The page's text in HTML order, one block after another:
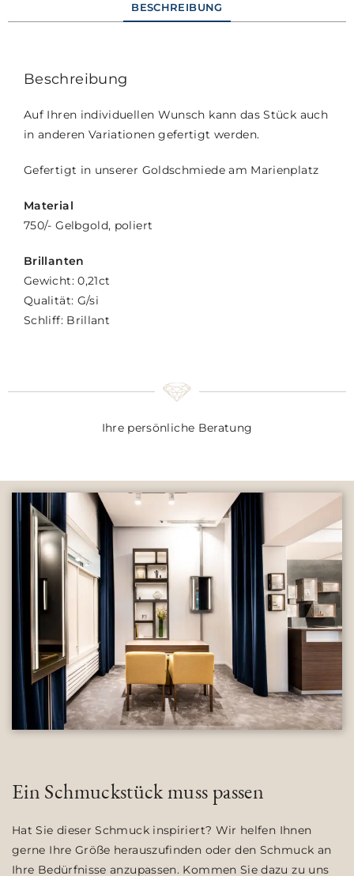
BESCHREIBUNG
Beschreibung
Auf Ihren individuellen Wunsch kann das Stück auch
in anderen Variationen gefertigt werden.
Gefertigt in unserer Goldschmiede am Marienplatz
Material
750/- Gelbgold, poliert
Brillanten
Gewicht: 0,21ct
Qualität: G/si
Schliff: Brillant
Ihre persönliche Beratung
Ein Schmuckstück muss passen
Hat Sie dieser Schmuck inspiriert? Wir helfen Ihnen
gerne Ihre Größe herauszufinden oder den Schmuck an
Ihre Bedürfnisse anzupassen. Kommen Sie dazu zu uns